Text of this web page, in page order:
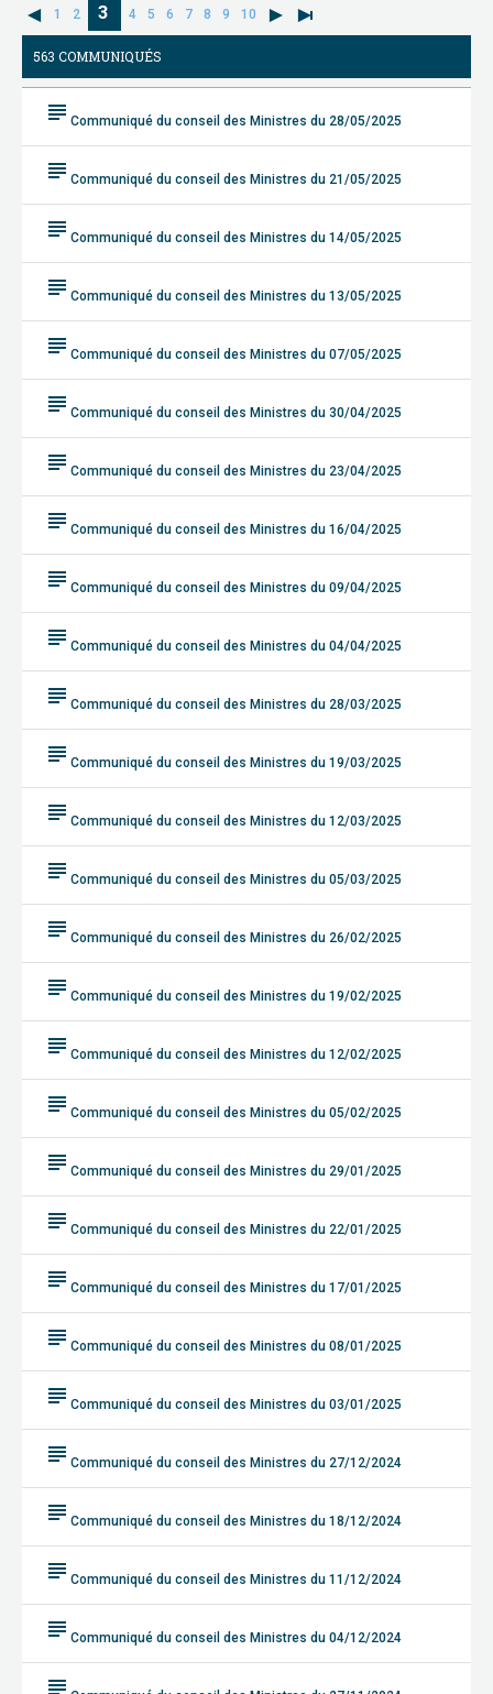
1 2 3 4 5 6 7 8 9 10
563 COMMUNIQUÉS
subject Communiqué du conseil des Ministres du 28/05/2025
subject Communiqué du conseil des Ministres du 21/05/2025
subject Communiqué du conseil des Ministres du 14/05/2025
subject Communiqué du conseil des Ministres du 13/05/2025
subject Communiqué du conseil des Ministres du 07/05/2025
subject Communiqué du conseil des Ministres du 30/04/2025
subject Communiqué du conseil des Ministres du 23/04/2025
subject Communiqué du conseil des Ministres du 16/04/2025
subject Communiqué du conseil des Ministres du 09/04/2025
subject Communiqué du conseil des Ministres du 04/04/2025
subject Communiqué du conseil des Ministres du 28/03/2025
subject Communiqué du conseil des Ministres du 19/03/2025
subject Communiqué du conseil des Ministres du 12/03/2025
subject Communiqué du conseil des Ministres du 05/03/2025
subject Communiqué du conseil des Ministres du 26/02/2025
subject Communiqué du conseil des Ministres du 19/02/2025
subject Communiqué du conseil des Ministres du 12/02/2025
subject Communiqué du conseil des Ministres du 05/02/2025
subject Communiqué du conseil des Ministres du 29/01/2025
subject Communiqué du conseil des Ministres du 22/01/2025
subject Communiqué du conseil des Ministres du 17/01/2025
subject Communiqué du conseil des Ministres du 08/01/2025
subject Communiqué du conseil des Ministres du 03/01/2025
subject Communiqué du conseil des Ministres du 27/12/2024
subject Communiqué du conseil des Ministres du 18/12/2024
subject Communiqué du conseil des Ministres du 11/12/2024
subject Communiqué du conseil des Ministres du 04/12/2024
subject